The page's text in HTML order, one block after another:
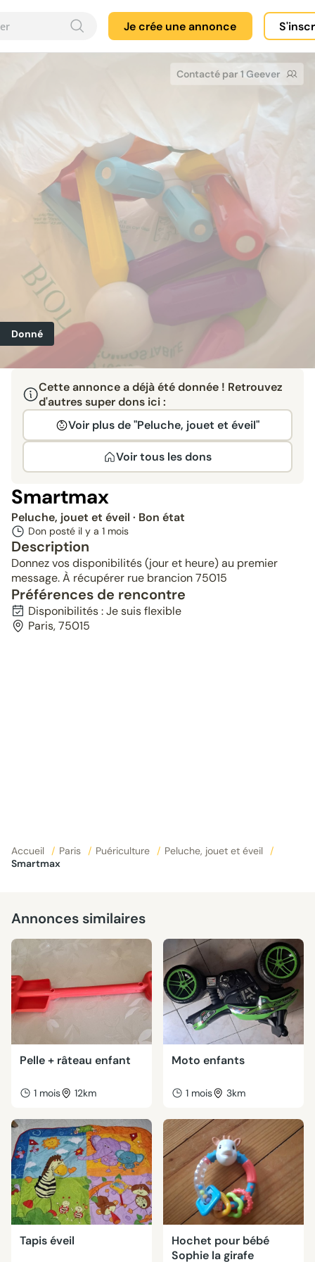
Je crée une annonce
Contacté par 1 Geever
Donné
Cette annonce a déjà été donnée ! Retrouvez
d'autres super dons ici :
Voir plus de "Peluche, jouet et éveil"
Voir tous les dons
Smartmax
Peluche, jouet et éveil · Bon état
Don posté il y a 1 mois
Description
Donnez vos disponibilités (jour et heure) au premier
message. À récupérer rue brancion 75015
Préférences de rencontre
Disponibilités : Je suis flexible
Paris, 75015
Accueil / Paris / Puériculture / Peluche, jouet et éveil
/
Smartmax
Annonces similaires
Pelle + râteau enfant
1 mois 12km
Moto enfants
1 mois 3km
Tapis éveil
Hochet pour bébé
Sophie la girafe